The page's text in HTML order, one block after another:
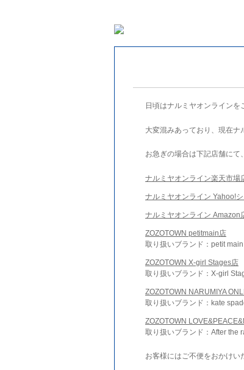
日頃はナルミヤオンラインを
大変混みあっており、現在ナ
お急ぎの場合は下記店舗にて
ナルミヤオンライン楽天市場
ナルミヤオンライン Yahoo!
ナルミヤオンライン Amazon
ZOZOTOWN petitmain店
取り扱いブランド：petit
ZOZOTOWN X-girl Stages店
取り扱いブランド：X-girl
ZOZOTOWN NARUMIYA
取り扱いブランド：kate
ZOZOTOWN
取り扱いブランド：After the
お客様にはご不便をおかけい